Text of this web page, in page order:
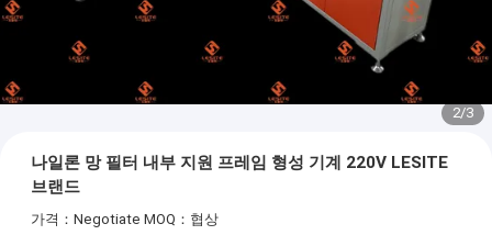
2/3
나일론 망 필터 내부 지원 프레임 형성 기계 220V LESITE
브랜드
가격：Negotiate MOQ：협상